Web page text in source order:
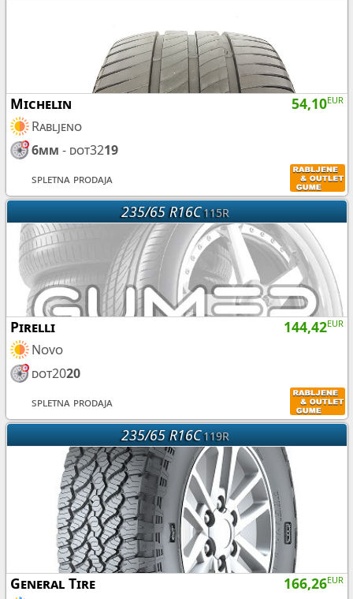
54,10EUR
Michelin
Rabljeno
6mm - dot3219
spletna prodaja
235/65 R16C115R
144,42EUR
Pirelli
Novo
dot2020
spletna prodaja
235/65 R16C119R
166,26EUR
General Tire